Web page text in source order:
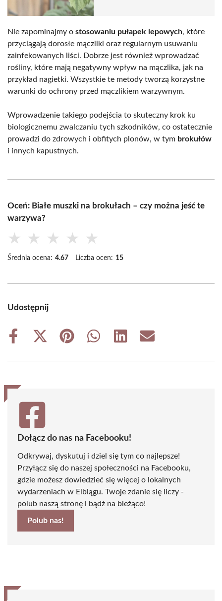
Nie zapominajmy o stosowaniu pułapek lepowych, które
przyciągają dorosłe mączliki oraz regularnym usuwaniu
zainfekowanych liści. Dobrze jest również wprowadzać
rośliny, które mają negatywny wpływ na mączlika, jak na
przykład nagietki. Wszystkie te metody tworzą korzystne
warunki do ochrony przed mączlikiem warzywnym.
Wprowadzenie takiego podejścia to skuteczny krok ku
biologicznemu zwalczaniu tych szkodników, co ostatecznie
prowadzi do zdrowych i obfitych plonów, w tym brokułów
i innych kapustnych.
Oceń: Białe muszki na brokułach – czy można jeść te
warzywa?
★ ★ ★ ★ ★
Średnia ocena: 4.67 Liczba ocen: 15
Udostępnij
Share
Share
(Twitter)
Share
Share
Share
Share
Dołącz do nas na Facebooku!
Odkrywaj, dyskutuj i dziel się tym co najlepsze!
Przyłącz się do naszej społeczności na Facebooku,
gdzie możesz dowiedzieć się więcej o lokalnych
wydarzeniach w Elblągu. Twoje zdanie się liczy -
polub naszą stronę i bądź na bieżąco!
Polub nas!